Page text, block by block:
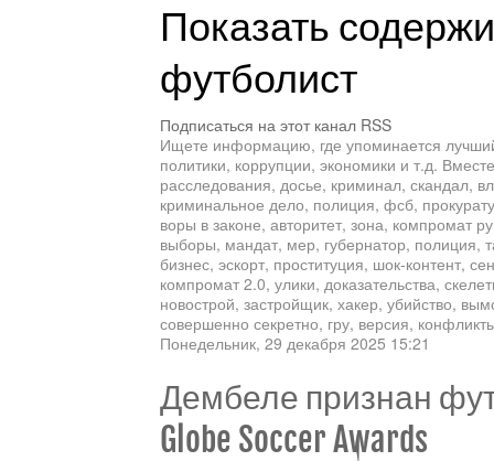
Показать
футболист
Подписаться на этот канал RSS
Ищете информацию, где упоминается
политики, коррупции, экономики и т.д.
расследования, досье, криминал, скандал,
криминальное дело, полиция, фсб,
воры в законе, авторитет, зона, компромат
выборы, мандат, мер, губернатор, полиция,
бизнес, эскорт, проституция, шок-контент,
компромат 2.0, улики, доказательства,
новострой, застройщик, хакер, убийство,
совершенно секретно, гру, версия,
Понедельник, 29 декабря 2025 15:21
Дембеле признан
Globe Soccer Awards